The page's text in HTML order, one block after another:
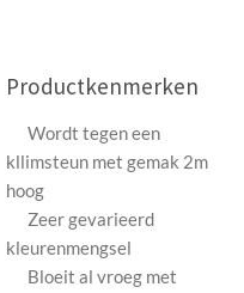
Productkenmerken
Wordt tegen een
kllimsteun met gemak 2m
hoog
Zeer gevarieerd
kleurenmengsel
Bloeit al vroeg met